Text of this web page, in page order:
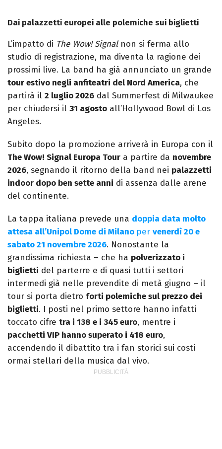
Dai palazzetti europei alle polemiche sui biglietti
L’impatto di The Wow! Signalnon si ferma allo
studio di registrazione, ma diventa la ragione dei
prossimi live. La band ha già annunciato un grande
tour estivo negli anfiteatri del Nord America, che
partirà il 2 luglio 2026 dal Summerfest di Milwaukee
per chiudersi il 31 agosto all’Hollywood Bowl di Los
Angeles.
Subito dopo la promozione arriverà in Europa con il
The Wow! Signal Europa Tour a partire da novembre
2026, segnando il ritorno della band nei palazzetti
indoor dopo ben sette anni di assenza dalle arene
del continente.
La tappa italiana prevede una doppia data molto
attesa all’Unipol Dome di Milano per venerdì 20 e
sabato 21 novembre 2026. Nonostante la
grandissima richiesta – che ha polverizzato i
biglietti del parterre e di quasi tutti i settori
intermedi già nelle prevendite di metà giugno – il
tour si porta dietro forti polemiche sul prezzo dei
biglietti. I posti nel primo settore hanno infatti
toccato cifre tra i 138 e i 345 euro, mentre i
pacchetti VIP hanno superato i 418 euro,
accendendo il dibattito tra i fan storici sui costi
ormai stellari della musica dal vivo.